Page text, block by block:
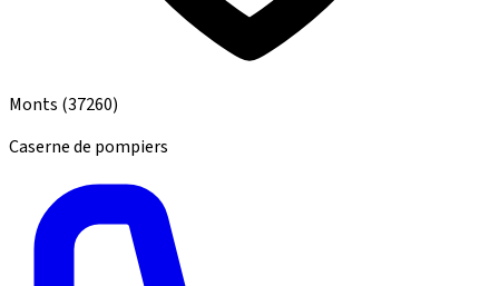
Monts (37260)
Caserne de pompiers